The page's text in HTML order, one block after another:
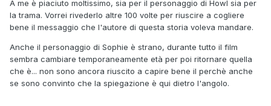
A me è piaciuto moltissimo, sia per il personaggio di Howl sia per
la trama. Vorrei rivederlo altre 100 volte per riuscire a cogliere
bene il messaggio che l'autore di questa storia voleva mandare.
Anche il personaggio di Sophie è strano, durante tutto il film
sembra cambiare temporaneamente età per poi ritornare quella
che è... non sono ancora riuscito a capire bene il perchè anche
se sono convinto che la spiegazione è qui dietro l'angolo.